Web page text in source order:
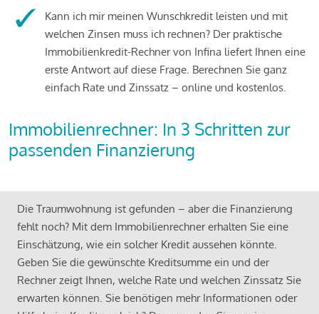
Kann ich mir meinen Wunschkredit leisten und mit
welchen Zinsen muss ich rechnen? Der praktische
Immobilienkredit-Rechner von Infina liefert Ihnen eine
erste Antwort auf diese Frage. Berechnen Sie ganz
einfach Rate und Zinssatz – online und kostenlos.
Immobilienrechner: In 3 Schritten zur
passenden Finanzierung
Die Traumwohnung ist gefunden – aber die Finanzierung
fehlt noch? Mit dem Immobilienrechner erhalten Sie eine
Einschätzung, wie ein solcher Kredit aussehen könnte.
Geben Sie die gewünschte Kreditsumme ein und der
Rechner zeigt Ihnen, welche Rate und welchen Zinssatz Sie
erwarten können. Sie benötigen mehr Informationen oder